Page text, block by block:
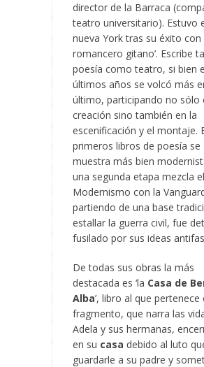
director de la Barraca
teatro universitario). Estuvo
nueva York tras su éxito con
romancero gitano’. Escribe
poesía como teatro, si bien
últimos años se volcó más
último, participando no sólo
creación sino también en la
escenificación y el montaje.
primeros libros de poesía se
muestra más bien
una segunda etapa mezcla el
Modernismo con la
partiendo de una base
estallar la guerra civil, fue
fusilado por sus ideas
De todas sus obras la más
destacada es ‘la Casa de
Alba’, libro al que pertenece
fragmento, que narra las
Adela y sus hermanas,
en su casa debido al luto
guardarle a su padre y